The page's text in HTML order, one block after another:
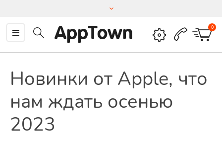
AppTown 0
Новинки от Apple, что
нам ждать осенью
2023